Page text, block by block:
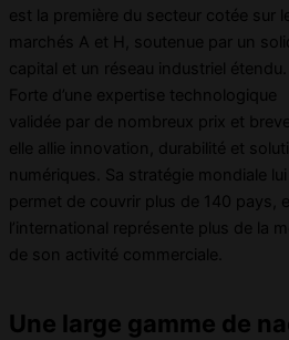
est la première du secteur cotée sur
marchés A et H, soutenue par un
capital et un réseau industriel étendu.
Forte d’une expertise technologique
validée par de nombreux prix et
elle allie innovation, durabilité et
numériques. Sa stratégie mondiale lui
permet de couvrir plus de 140 pays,
l’international représente plus de la
de son activité commerciale.
Une large gamme de